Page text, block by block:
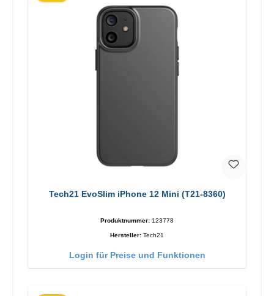
Tech21 EvoSlim iPhone 12 Mini (T21-8360)
Produktnummer: 123778
Hersteller: Tech21
Login für Preise und Funktionen